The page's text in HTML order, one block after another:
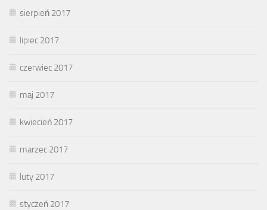
sierpień 2017
lipiec 2017
czerwiec 2017
maj 2017
kwiecień 2017
marzec 2017
luty 2017
styczeń 2017